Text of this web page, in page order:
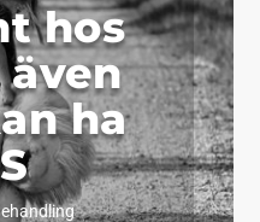
hos
även
ha